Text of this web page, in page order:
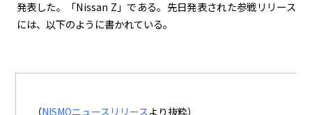
発表した。「Nissan Z 」である。先日発表された参戦リリース
には、以下のように書かれている。
（NISMOニュースリリース より抜粋）